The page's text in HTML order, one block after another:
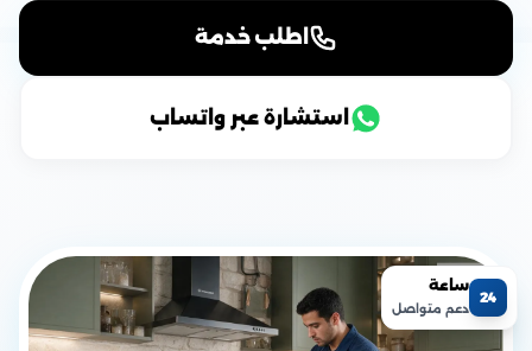
اطلب خدمة
استشارة عبر واتساب
24
ساعة
دعم متواصل